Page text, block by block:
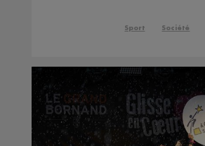
Esery
Sport Société